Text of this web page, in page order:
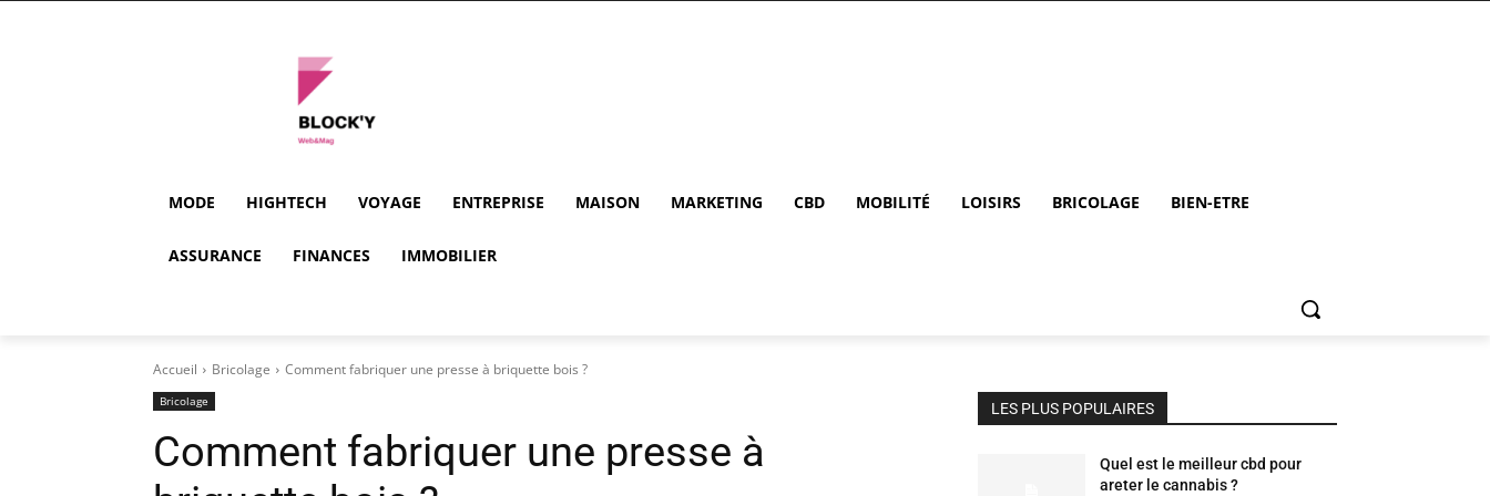
MODE HIGHTECH VOYAGE ENTREPRISE MAISON MARKETING CBD MOBILITÉ LOISIRS BRICOLAGE BIEN-ETRE
ASSURANCE FINANCES IMMOBILIER
Accueil Bricolage Comment fabriquer une presse à briquette bois ?
Bricolage
Comment fabriquer une presse à
LES PLUS POPULAIRES
Quel est le meilleur cbd pour
areter le cannabis ?